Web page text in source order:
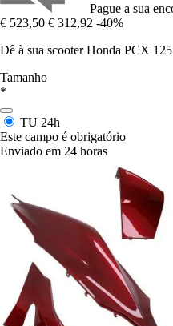
Pague a sua
€ 523,50 € 312,92 -40%
Dê à sua scooter Honda PCX
Tamanho
*
TU 24h
Este campo é obrigatório
Enviado em 24 horas